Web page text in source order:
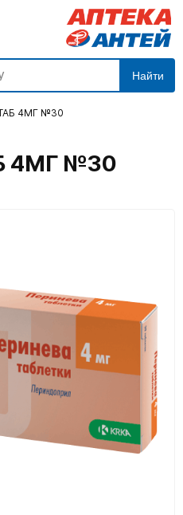
Найти
4МГ №30
4МГ №30